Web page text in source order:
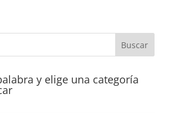
y elige una categoría